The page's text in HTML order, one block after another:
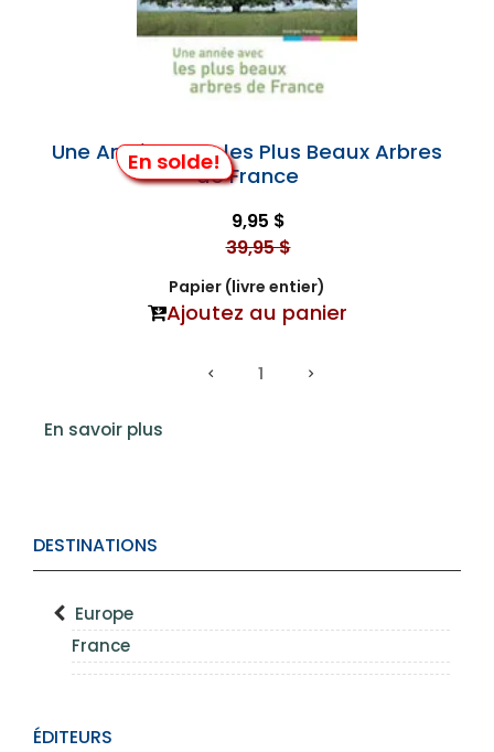
DESTINATIONS
Europe
France
ÉDITEURS
En solde!
Une Année avec les Plus Beaux Arbres
de France
9,95 $
39,95 $
Papier (livre entier)
Ajoutez au panier
1
En savoir plus